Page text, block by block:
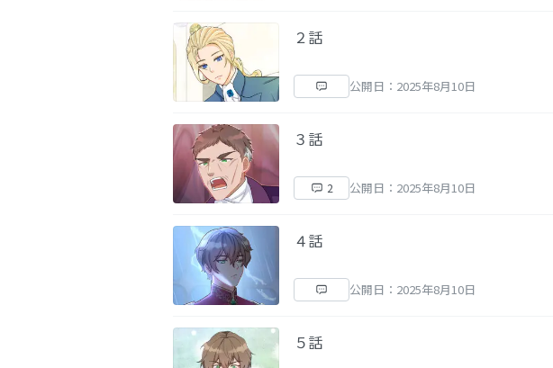
２話
公開日：2025年8月10日
３話
2 公開日：2025年8月10日
４話
公開日：2025年8月10日
５話